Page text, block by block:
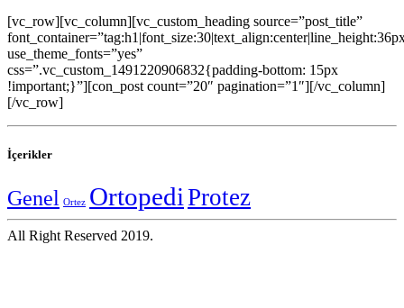
[vc_row][vc_column][vc_custom_heading source=”post_title”
use_theme_fonts=”yes”
css=”.vc_custom_1491220906832{padding-bottom: 15px
!important;}”][con_post count=”20″ pagination=”1″][/vc_column]
[/vc_row]
İçerikler
Genel Ortez Ortopedi Protez
All Right Reserved 2019.